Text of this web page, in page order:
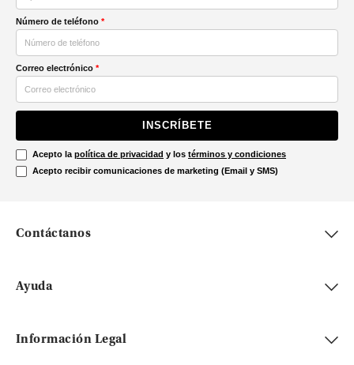
Número de teléfono *
Correo electrónico *
INSCRÍBETE
Acepto la política de privacidad y los términos y condiciones
Acepto recibir comunicaciones de marketing (Email y SMS)
Contáctanos
Ayuda
Información Legal